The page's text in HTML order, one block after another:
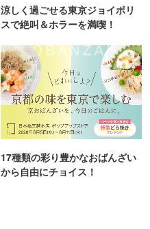
涼しく過ごせる東京ジョイポリ
スで絶叫＆ホラーを満喫！
17種類の彩り豊かなおばんざい
から自由にチョイス！